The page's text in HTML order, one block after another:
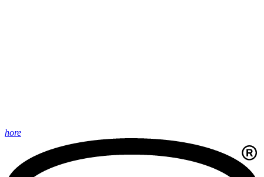
hore